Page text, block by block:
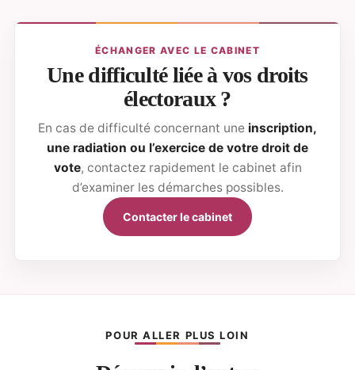
ÉCHANGER AVEC LE CABINET
Une difficulté liée à vos droits
électoraux ?
En cas de difficulté concernant une inscription,
une radiation ou l’exercice de votre droit de
vote, contactez rapidement le cabinet afin
d’examiner les démarches possibles.
Contacter le cabinet
POUR ALLER PLUS LOIN